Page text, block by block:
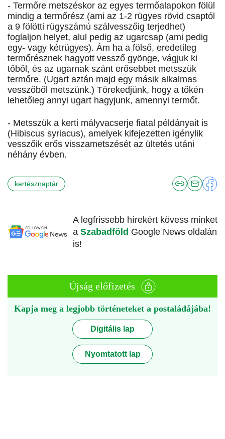
- Termőre metszéskor az egyes termőalapokon fölül
mindig a termőrész (ami az 1-2 rügyes rövid csaptól
a 9 fölötti rügyszámú szálvesszőig terjedhet)
foglaljon helyet, alul pedig az ugarcsap (ami pedig
egy- vagy kétrügyes). Ám ha a fölső, eredetileg
termőrésznek hagyott vessző gyönge, vágjuk ki
tőből, és az ugarnak szánt erősebbet metsszük
termőre. (Ugart aztán majd egy másik alkalmas
vesszőből metszünk.) Törekedjünk, hogy a tőkén
lehetőleg annyi ugart hagyjunk, amennyi termőt.
- Metsszük a kerti mályvacserje fiatal példányait is
(Hibiscus syriacus), amelyek kifejezetten igénylik
vesszőik erős visszametszését az ültetés utáni
néhány évben.
kertésznaptár
A legfrissebb hírekért kövess minket
a Szabadföld Google News oldalán
is!
Újság előfizetés
Kapja meg a legjobb történeteket a postaládájába!
Digitális lap
Nyomtatott lap